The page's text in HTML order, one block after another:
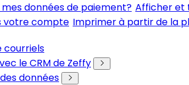
données de paiement? Afficher et
votre compte Imprimer à partir de la
courriels
le CRM de Zeffy
données